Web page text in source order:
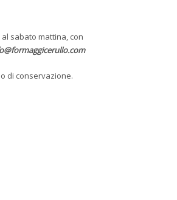
sabato mattina, con
di conservazione.